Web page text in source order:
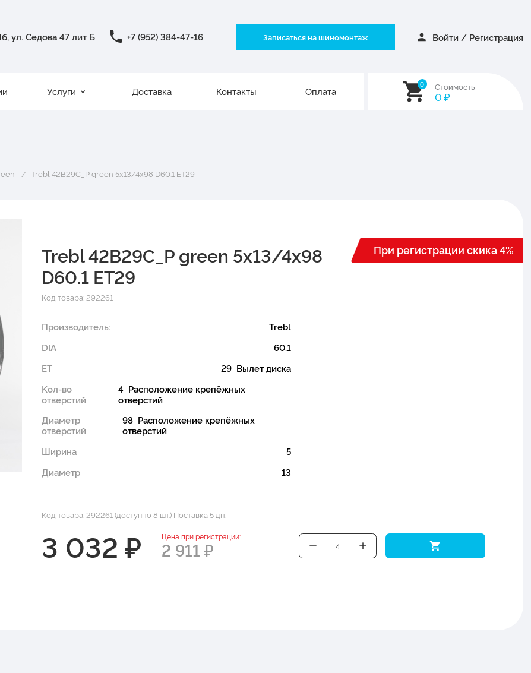
ул. Седова 47 лит Б +7 (952) 384-47-16 Записаться на шиномонтаж Войти / Регистрация
Услуги Доставка Контакты Оплата
0 Стоимость
0 ₽
Trebl 42B29C_P green 5x13/4x98 D60.1 ET29
Trebl 42B29C_P green 5x13/4x98
D60.1 ET29
Код товара: 292261
Производитель:
Trebl
DIA
60.1
ET
29 Вылет диска
Kол-во
отверстий
4 Расположение крепёжных
отверстий
Диаметр
отверстий
98 Расположение крепёжных
отверстий
Ширина
5
Диаметр
13
Код товара: 292261 (доступно 8 шт.) Поставка 5 дн.
3 032 ₽ Цена при регистрации:
2 911 ₽
При регистрации скика 4%